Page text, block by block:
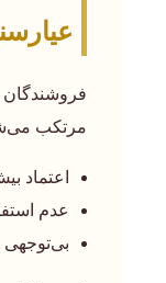
فروشندگان
مرتکب
اعتماد
عدم
بی‌توجهی